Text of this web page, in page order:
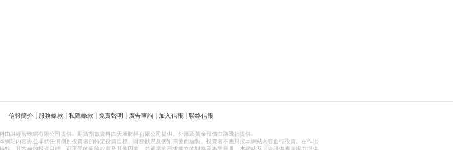
信報簡介 服務條款 私隱條款 免責聲明 廣告查詢 加入信報 聯絡信報
由財經智珠網有限公司提供。期貨指數資料由天滙財經有限公司提供。外滙及黃金報價由路透社提供。
網站內容亦並非就任何個別投資者的特定投資目標、財務狀況及個別需要而編製。投資者不應只按本網站內容進行投資。在作出